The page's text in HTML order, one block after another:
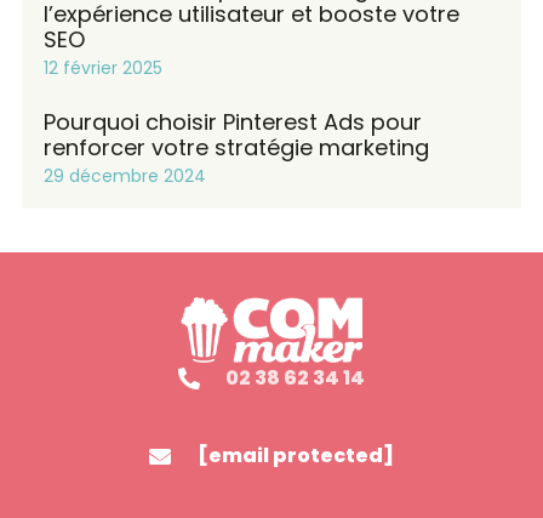
l’expérience utilisateur et booste votre
SEO
12 février 2025
Pourquoi choisir Pinterest Ads pour
renforcer votre stratégie marketing
29 décembre 2024
02 38 62 34 14
[email protected]